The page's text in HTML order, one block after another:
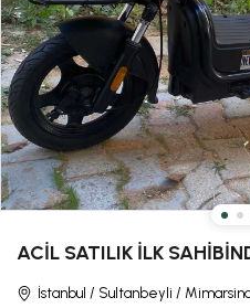
ACİL SATILIK İLK
İstanbul / Sultanbeyli /